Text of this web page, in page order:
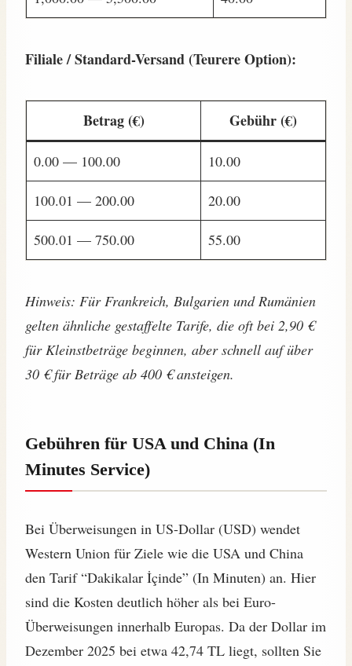
Filiale / Standard-Versand (Teurere Option):
Betrag (€) Gebühr (€)
0.00 — 100.00 10.00
100.01 — 200.00 20.00
500.01 — 750.00 55.00
Hinweis: Für Frankreich, Bulgarien und Rumänien
gelten ähnliche gestaffelte Tarife, die oft bei 2,90 €
für Kleinstbeträge beginnen, aber schnell auf über
30 € für Beträge ab 400 € ansteigen.
Gebühren für USA und China (In
Minutes Service)
Bei Überweisungen in US-Dollar (USD) wendet
Western Union für Ziele wie die USA und China
den Tarif “Dakikalar İçinde” (In Minuten) an. Hier
sind die Kosten deutlich höher als bei Euro-
Überweisungen innerhalb Europas. Da der Dollar im
Dezember 2025 bei etwa 42,74 TL liegt, sollten Sie